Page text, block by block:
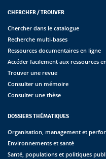
CHERCHER / TROUVER
Chercher dans le catalogue
Recherche multi-bases
Ressources documentaires en ligne
Accéder facilement aux ressources
Trouver une revue
Consulter un mémoire
Consulter une thèse
DOSSIERS THÉMATIQUES
Organisation, management et
Environnements et santé
Santé, populations et politiques